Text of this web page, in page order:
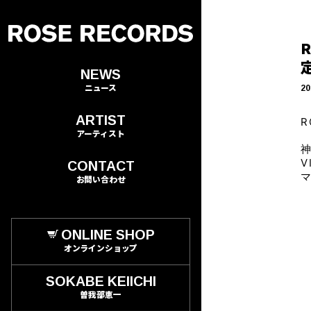
NEWS
ニュース
ARTIST
アーティスト
CONTACT
お問い合わせ
ONLINE SHOP
オンラインショップ
SOKABE KEIICHI
曽我部恵一